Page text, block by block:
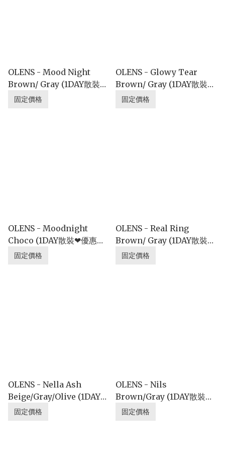
OLENS - Mood Night
Brown/ Gray (1DAY散裝❤
優惠價格)
固定價格
OLENS - Glowy Tear
Brown/ Gray (1DAY散裝❤
優惠價格)
固定價格
OLENS - Moodnight
Choco (1DAY散裝❤優惠價
格)
固定價格
OLENS - Real Ring
Brown/ Gray (1DAY散裝❤
優惠價格)
固定價格
OLENS - Nella Ash
Beige/Gray/Olive (1DAY散
裝❤優惠價格)
固定價格
OLENS - Nils
Brown/Gray (1DAY散裝❤
優惠價格)
固定價格